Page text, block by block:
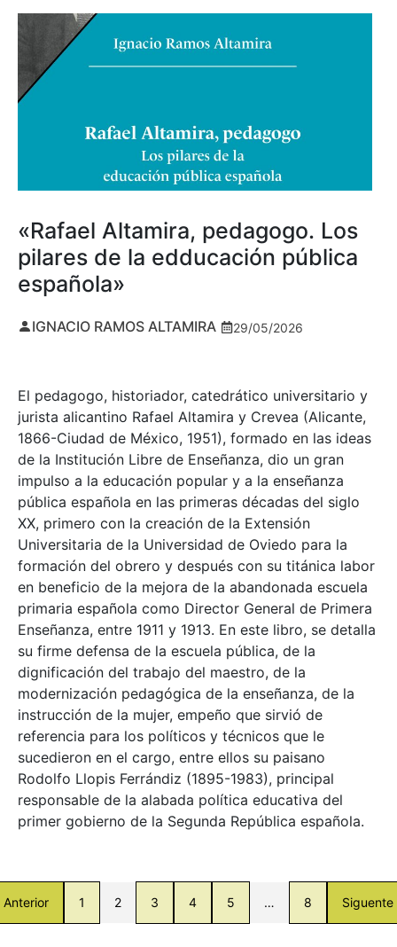
«Rafael Altamira, pedagogo. Los
pilares de la edducación pública
española»
IGNACIO RAMOS ALTAMIRA 29/05/2026
El pedagogo, historiador, catedrático universitario y
jurista alicantino Rafael Altamira y Crevea (Alicante,
1866-Ciudad de México, 1951), formado en las ideas
de la Institución Libre de Enseñanza, dio un gran
impulso a la educación popular y a la enseñanza
pública española en las primeras décadas del siglo
XX, primero con la creación de la Extensión
Universitaria de la Universidad de Oviedo para la
formación del obrero y después con su titánica labor
en beneficio de la mejora de la abandonada escuela
primaria española como Director General de Primera
Enseñanza, entre 1911 y 1913. En este libro, se detalla
su firme defensa de la escuela pública, de la
dignificación del trabajo del maestro, de la
modernización pedagógica de la enseñanza, de la
instrucción de la mujer, empeño que sirvió de
referencia para los políticos y técnicos que le
sucedieron en el cargo, entre ellos su paisano
Rodolfo Llopis Ferrándiz (1895-1983), principal
responsable de la alabada política educativa del
primer gobierno de la Segunda República española.
Anterior 1 2 3 4 5 … 8 Siguente